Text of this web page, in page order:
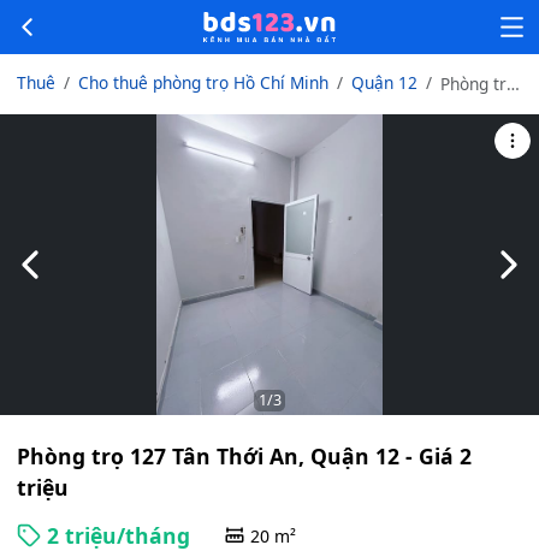
Thuê Cho thuê phòng trọ Hồ Chí Minh Quận 12
Phòng trọ
Thới An,
Quận 12 -
Slide trước
1/3
Phòng trọ 127 Tân Thới An, Quận 12 - Giá 2
triệu
2 triệu/tháng
20 m²